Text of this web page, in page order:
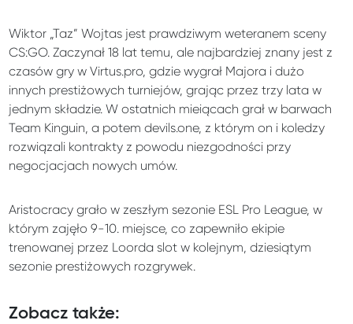
Wiktor „Taz” Wojtas jest prawdziwym weteranem sceny
CS:GO. Zaczynał 18 lat temu, ale najbardziej znany jest z
czasów gry w Virtus.pro, gdzie wygrał Majora i dużo
innych prestiżowych turniejów, grając przez trzy lata w
jednym składzie. W ostatnich mieiącach grał w barwach
Team Kinguin, a potem devils.one, z którym on i koledzy
rozwiązali kontrakty z powodu niezgodności przy
negocjacjach nowych umów.
Aristocracy grało w zeszłym sezonie ESL Pro League, w
którym zajęło 9-10. miejsce, co zapewniło ekipie
trenowanej przez Loorda slot w kolejnym, dziesiątym
sezonie prestiżowych rozgrywek.
Zobacz także: